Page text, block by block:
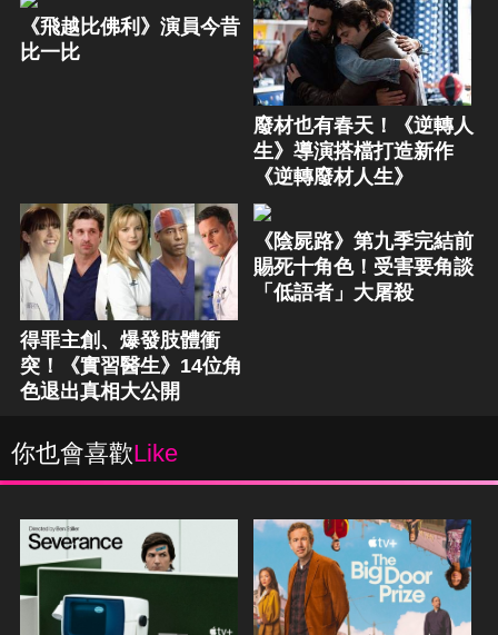
《飛越比佛利》演員今昔
比一比
廢材也有春天！《逆轉人
生》導演搭檔打造新作
《逆轉廢材人生》
得罪主創、爆發肢體衝
突！《實習醫生》14位角
色退出真相大公開
《陰屍路》第九季完結前
賜死十角色！受害要角談
「低語者」大屠殺
你也會喜歡Like